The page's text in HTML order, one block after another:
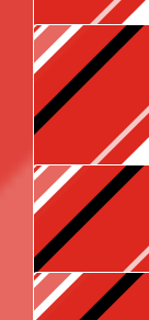
€15
€10.60